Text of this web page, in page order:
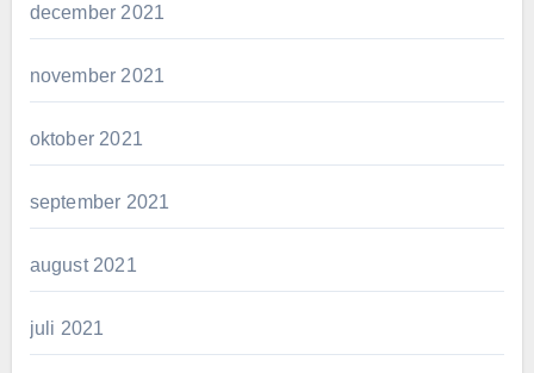
december 2021
november 2021
oktober 2021
september 2021
august 2021
juli 2021